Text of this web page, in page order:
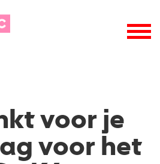
voor je
voor het